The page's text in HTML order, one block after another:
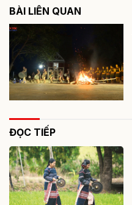
BÀI LIÊN QUAN
ĐỌC TIẾP